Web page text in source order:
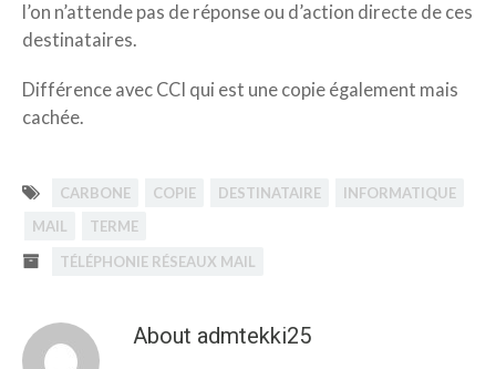
l’on n’attende pas de réponse ou d’action directe de ces
destinataires.
Différence avec CCI qui est une copie également mais
cachée.
CARBONE COPIE DESTINATAIRE
INFORMATIQUE
MAIL
TERME
TÉLÉPHONIE RÉSEAUX MAIL
About admtekki25